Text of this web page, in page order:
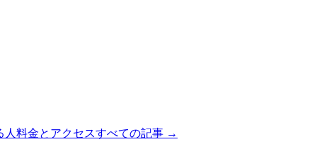
人 料金とアクセスすべての記事 →